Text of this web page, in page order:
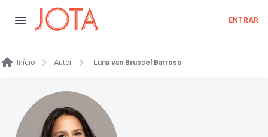
ENTRAR
Início Autor Luna van Brussel Barroso